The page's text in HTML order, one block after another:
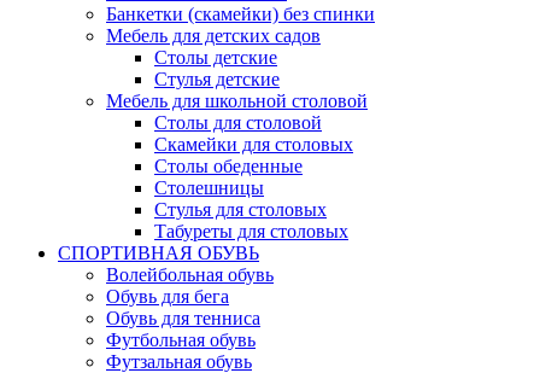
Банкетки (скамейки) без спинки
Мебель для детских садов
Столы детские
Стулья детские
Мебель для школьной столовой
Столы для столовой
Скамейки для столовых
Столы обеденные
Столешницы
Стулья для столовых
Табуреты для столовых
СПОРТИВНАЯ ОБУВЬ
Волейбольная обувь
Обувь для бега
Обувь для тенниса
Футбольная обувь
Футзальная обувь